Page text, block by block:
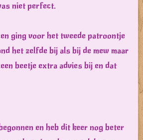
niet perfect.
ging voor het tweede patroontje
het zelfde bij als bij de mew maar
beetje extra advies bij en dat
en heb dit keer nog beter